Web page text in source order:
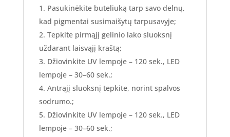
Pasukinėkite buteliuką tarp savo delnų,
kad pigmentai susimaišytų tarpusavyje;
Tepkite pirmąjį gelinio lako sluoksnį
uždarant laisvąjį kraštą;
Džiovinkite UV lempoje – 120 sek., LED
lempoje – 30–60 sek.;
Antrąjį sluoksnį tepkite, norint spalvos
sodrumo.;
Džiovinkite UV lempoje – 120 sek., LED
lempoje – 30–60 sek.;